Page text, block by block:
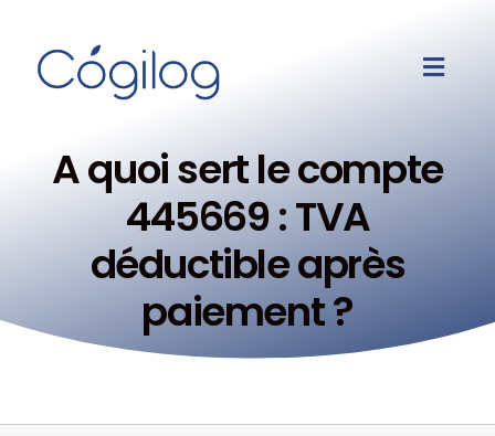
A quoi sert le compte
445669 : TVA
déductible après
paiement ?